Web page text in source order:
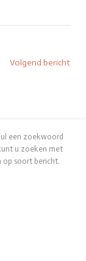
Volgend bericht
een zoekwoord
u zoeken met
op soort bericht.